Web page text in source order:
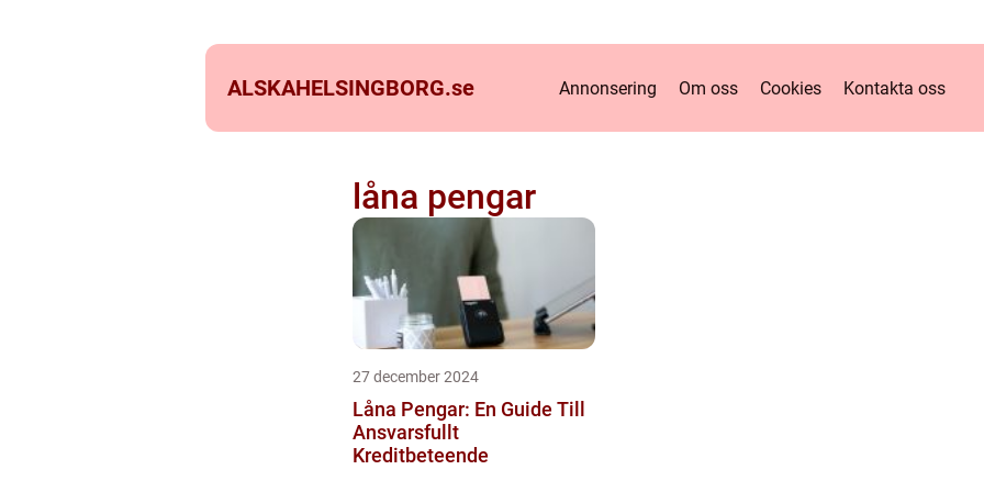
ALSKAHELSINGBORG.se Annonsering Om oss Cookies Kontakta oss
låna pengar
27 december 2024
Låna Pengar: En Guide Till
Ansvarsfullt
Kreditbeteende